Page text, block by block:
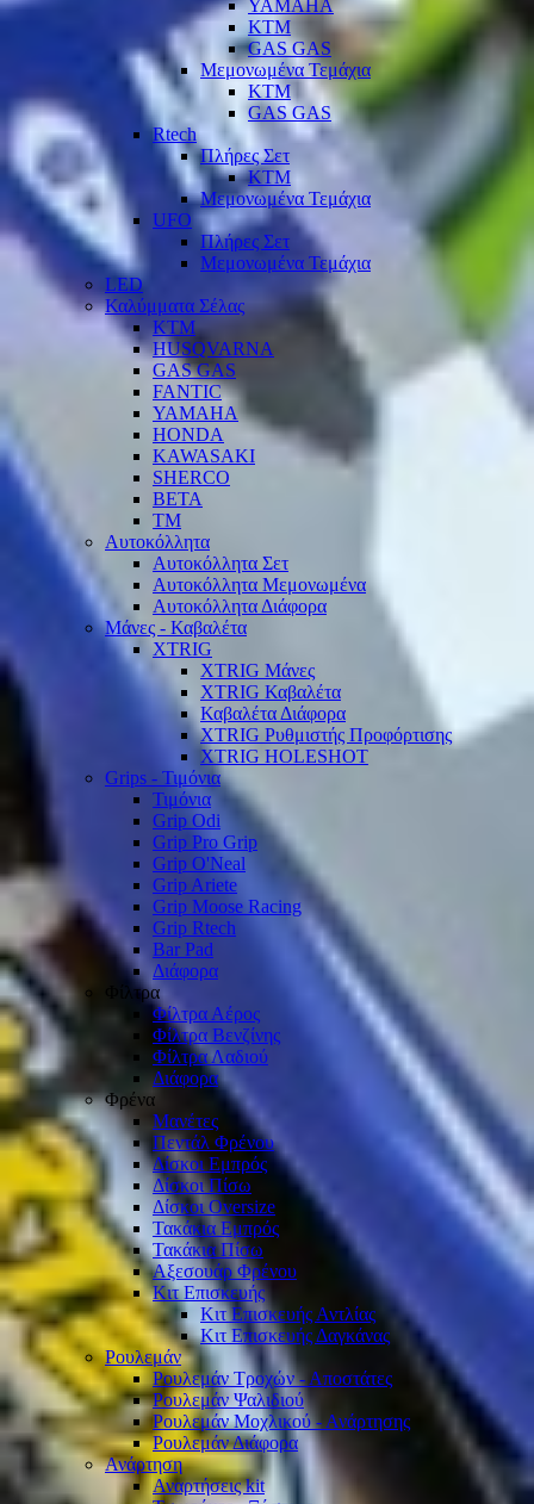
YAMAHA
KTM
GAS GAS
Μεμονωμένα Τεμάχια
KTM
GAS GAS
Rtech
Πλήρες Σετ
KTM
Μεμονωμένα Τεμάχια
UFO
Πλήρες Σετ
Μεμονωμένα Τεμάχια
LED
Καλύμματα Σέλας
KTM
HUSQVARNA
GAS GAS
FANTIC
YAMAHA
HONDA
KAWASAKI
SHERCO
BETA
TM
Αυτοκόλλητα
Αυτοκόλλητα Σετ
Αυτοκόλλητα Μεμονωμένα
Αυτοκόλλητα Διάφορα
Μάνες - Καβαλέτα
XTRIG
XTRIG Μάνες
XTRIG Καβαλέτα
Καβαλέτα Διάφορα
XTRIG Ρυθμιστής Προφόρτισης
XTRIG HOLESHOT
Grips - Τιμόνια
Τιμόνια
Grip Odi
Grip Pro Grip
Grip O'Neal
Grip Ariete
Grip Moose Racing
Grip Rtech
Bar Pad
Διάφορα
Φίλτρα
Φίλτρα Αέρος
Φίλτρα Βενζίνης
Φίλτρα Λαδιού
Διάφορα
Φρένα
Μανέτες
Πεντάλ Φρένου
Δίσκοι Εμπρός
Δίσκοι Πίσω
Δίσκοι Oversize
Τακάκια Εμπρός
Τακάκια Πίσω
Αξεσουάρ Φρένου
Κιτ Επισκευής
Κιτ Επισκευής Αντλίας
Κιτ Επισκευής Δαγκάνας
Ρουλεμάν
Ρουλεμάν Τροχών - Αποστάτες
Ρουλεμάν Ψαλιδιού
Ρουλεμάν Μοχλικού - Ανάρτησης
Ρουλεμάν Διάφορα
Ανάρτηση
Αναρτήσεις kit